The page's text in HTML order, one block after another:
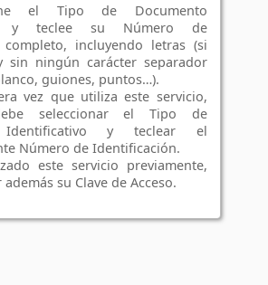
el Tipo de Documento
y teclee su Número de
completo, incluyendo letras (si
sin ningún carácter separador
guiones, puntos…).
vez que utiliza este servicio,
seleccionar el Tipo de
Identificativo y teclear el
Número de Identificación.
este servicio previamente,
su Clave de Acceso.